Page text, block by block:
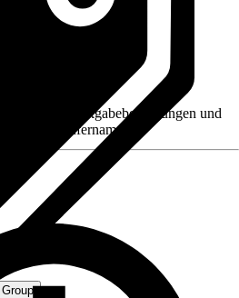
wie z. B. Rückgabebedingungen und
Verkäufernamen.